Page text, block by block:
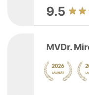
9.5
MVDr.